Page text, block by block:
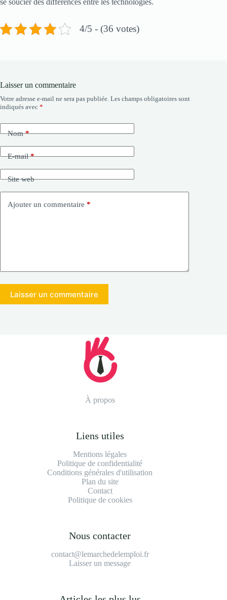
se soucier des différences entre les technologies.
4/5 - (36 votes)
Laisser un commentaire
Votre adresse e-mail ne sera pas publiée. Les champs obligatoires sont
indiqués avec *
Nom*
E-mail*
Site web
Ajouter un commentaire *
Laisser un commentaire
À propos
Liens utiles
Mentions légales
Politique de confidentialité
Conditions générales d'utilisation
Plan du site
Contact
Politique de cookies
Nous contacter
contact@lemarchedelemploi.fr
Laisser un message